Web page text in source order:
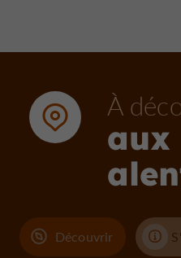
À
aux
Découvrir